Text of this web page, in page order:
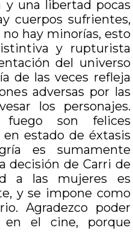
y una libertad pocas
cuerpos sufrientes,
hay minorías, esto
y rupturista
del universo
de las veces refleja
adversas por las
los personajes.
son felices
estado de éxtasis
es sumamente
decisión de Carri de
a las mujeres es
y se impone como
Agradezco poder
en el cine, porque